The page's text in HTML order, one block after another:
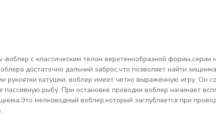
воблер с классическим телом веретенообразной формы,серии
достаточно дальний заброс,что позволяет найти
рукоятки катушки, воблер имеет четко выраженную игру. Он
рыбу. При остановке проводки воблер начинает
мелководный воблер,который заглубляется при